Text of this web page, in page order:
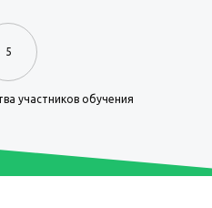
5
участников обучения